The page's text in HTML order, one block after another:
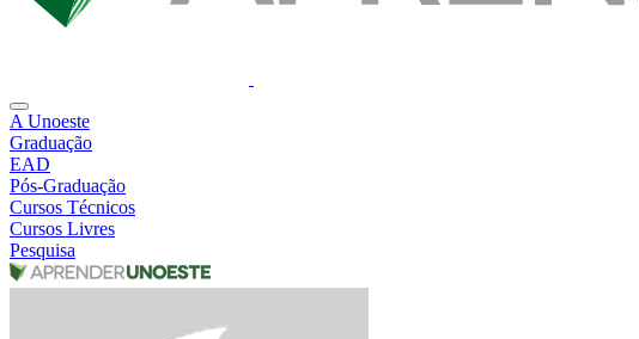
A Unoeste
Graduação
EAD
Pós-Graduação
Cursos Técnicos
Cursos Livres
Pesquisa